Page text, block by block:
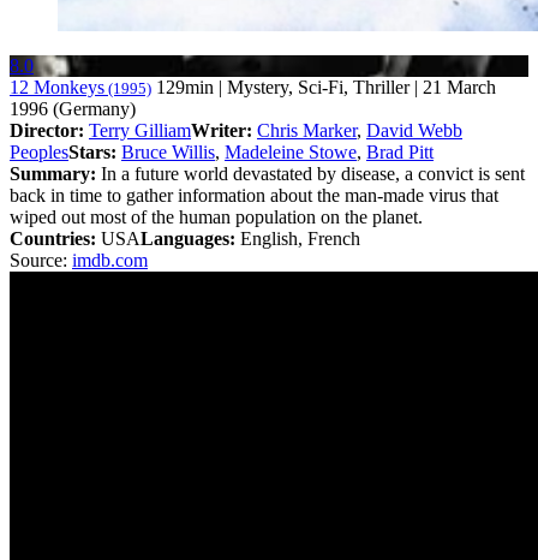
8.0
12 Monkeys (1995) 129min | Mystery, Sci-Fi, Thriller | 21 March
1996 (Germany)
Director: Terry GilliamWriter: Chris Marker, David Webb
PeoplesStars: Bruce Willis, Madeleine Stowe, Brad Pitt
Summary: In a future world devastated by disease, a convict is sent
back in time to gather information about the man-made virus that
wiped out most of the human population on the planet.
Countries: USALanguages: English, French
Source: imdb.com